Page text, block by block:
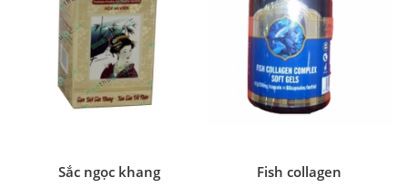
Sắc ngọc khang Fish collagen